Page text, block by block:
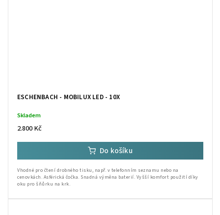
ESCHENBACH - MOBILUX LED - 10X
Skladem
2.800 Kč
Do košíku
Vhodné pro čtení drobného tisku, např. v telefonním seznamu nebo na
cenovkách. Asférická čočka. Snadná výměna baterií. Vyšší komfort použití díky